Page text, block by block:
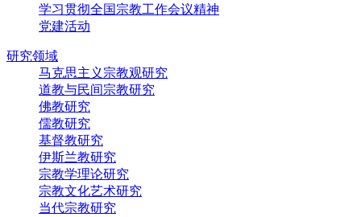
学习贯彻全国宗教工作会议精神
党建活动
研究领域
马克思主义宗教观研究
道教与民间宗教研究
佛教研究
儒教研究
基督教研究
伊斯兰教研究
宗教学理论研究
宗教文化艺术研究
当代宗教研究